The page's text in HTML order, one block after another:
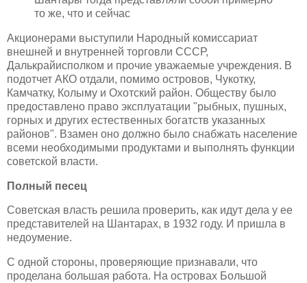
то же, что и сейчас
Акционерами выступили Народный комиссариат
внешней и внутренней торговли СССР,
Далькрайисполком и прочие уважаемые учреждения. В
подотчет АКО отдали, помимо островов, Чукотку,
Камчатку, Колыму и Охотский район. Обществу было
предоставлено право эксплуатации "рыбных, пушных,
горных и других естественных богатств указанных
районов". Взамен оно должно было снабжать население
всеми необходимыми продуктами и выполнять функции
советской власти.
Полный песец
Советская власть решила проверить, как идут дела у ее
представителей на Шантарах, в 1932 году. И пришла в
недоумение.
С одной стороны, проверяющие признавали, что
проделана большая работа. На островах Большой